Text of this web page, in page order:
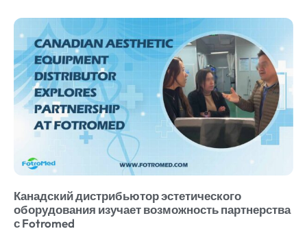
Канадский дистрибьютор эстетического
оборудования изучает возможность партнерства
с Fotromed